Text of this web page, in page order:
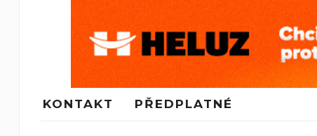
KONTAKT PŘEDPLATNÉ